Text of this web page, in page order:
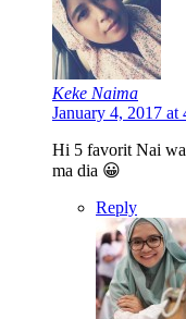
Keke Naima
January 4, 2017 at
Hi 5 favorit Nai
ma dia 😀
Reply